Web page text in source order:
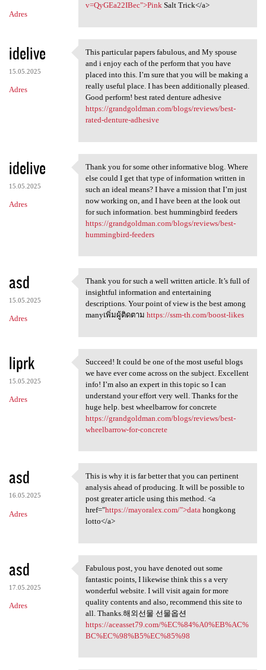
Adres
v=QyGEa22IBec">PinkSalt Trick</a>
idelive
15.05.2025
Adres
This particular papers
This particular papers fabulous, and My spouse
and i enjoy each of the perform that you have
placed into this. I’m sure that you will be making a
really useful place. I has been additionally pleased.
Good perform! best rated denture adhesive
https://grandgoldman.com/blogs/reviews/best-
rated-denture-adhesive
idelive
15.05.2025
Adres
Thank you for some other
Thank you for some other informative blog. Where
else could I get that type of information written in
such an ideal means? I have a mission that I’m just
now working on, and I have been at the look out
for such information. best hummingbird feeders
https://grandgoldman.com/blogs/reviews/best-
hummingbird-feeders
asd
15.05.2025
Adres
Thank you for such a well
Thank you for such a well written article. It’s full of
insightful information and entertaining
descriptions. Your point of view is the best among
manyเพิ่มผู้ติดตาม https://ssm-th.com/boost-likes
liprk
15.05.2025
Adres
Succeed! It could be one of
Succeed! It could be one of the most useful blogs
we have ever come across on the subject. Excellent
info! I’m also an expert in this topic so I can
understand your effort very well. Thanks for the
huge help. best wheelbarrow for concrete
https://grandgoldman.com/blogs/reviews/best-
wheelbarrow-for-concrete
asd
16.05.2025
Adres
This is why it is far better
This is why it is far better that you can pertinent
analysis ahead of producing. It will be possible to
post greater article using this method. <a
href="https://mayoralex.com/">datahongkong
lotto</a>
asd
17.05.2025
Adres
Fabulous post, you have
Fabulous post, you have denoted out some
fantastic points, I likewise think this s a very
wonderful website. I will visit again for more
quality contents and also, recommend this site to
all. Thanks.해외선물 선물옵션
https://aceasset79.com/%EC%84%A0%EB%AC%
BC%EC%98%B5%EC%85%98